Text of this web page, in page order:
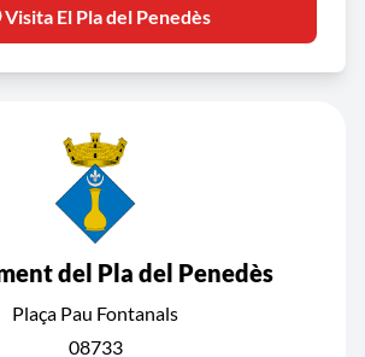
Visita El Pla del Penedès
del Pla del Penedès
Plaça Pau Fontanals
08733